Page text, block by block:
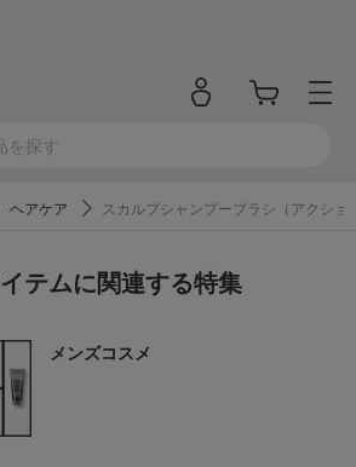
ヘアケア スカルプシャンプーブラシ（アクショ
テムに関連する特集
メンズコスメ